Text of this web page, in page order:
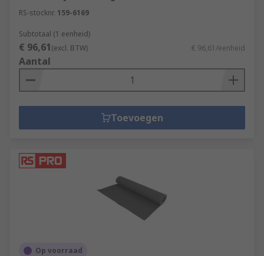
RS-stocknr. 159-6169
Subtotaal (1 eenheid)
€ 96,61(excl. BTW) € 96,61/eenheid
Aantal
Toevoegen
Op voorraad